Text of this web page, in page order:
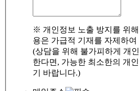
※ 개인정보 노출 방지를 위
용은 가급적 기재를 자제하
(상담을 위해 불가피하게 개
한다면, 가능한 최소한의 개
기 바랍니다.)